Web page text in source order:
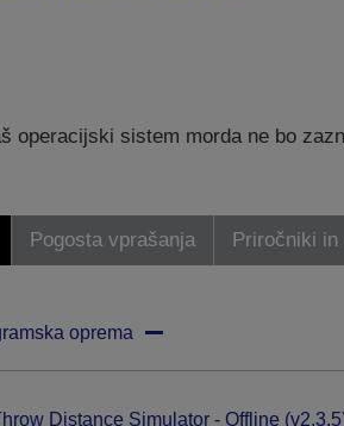
operacijski sistem morda ne bo
Pogosta vprašanja Priročniki
oprema
Distance Simulator - Offline